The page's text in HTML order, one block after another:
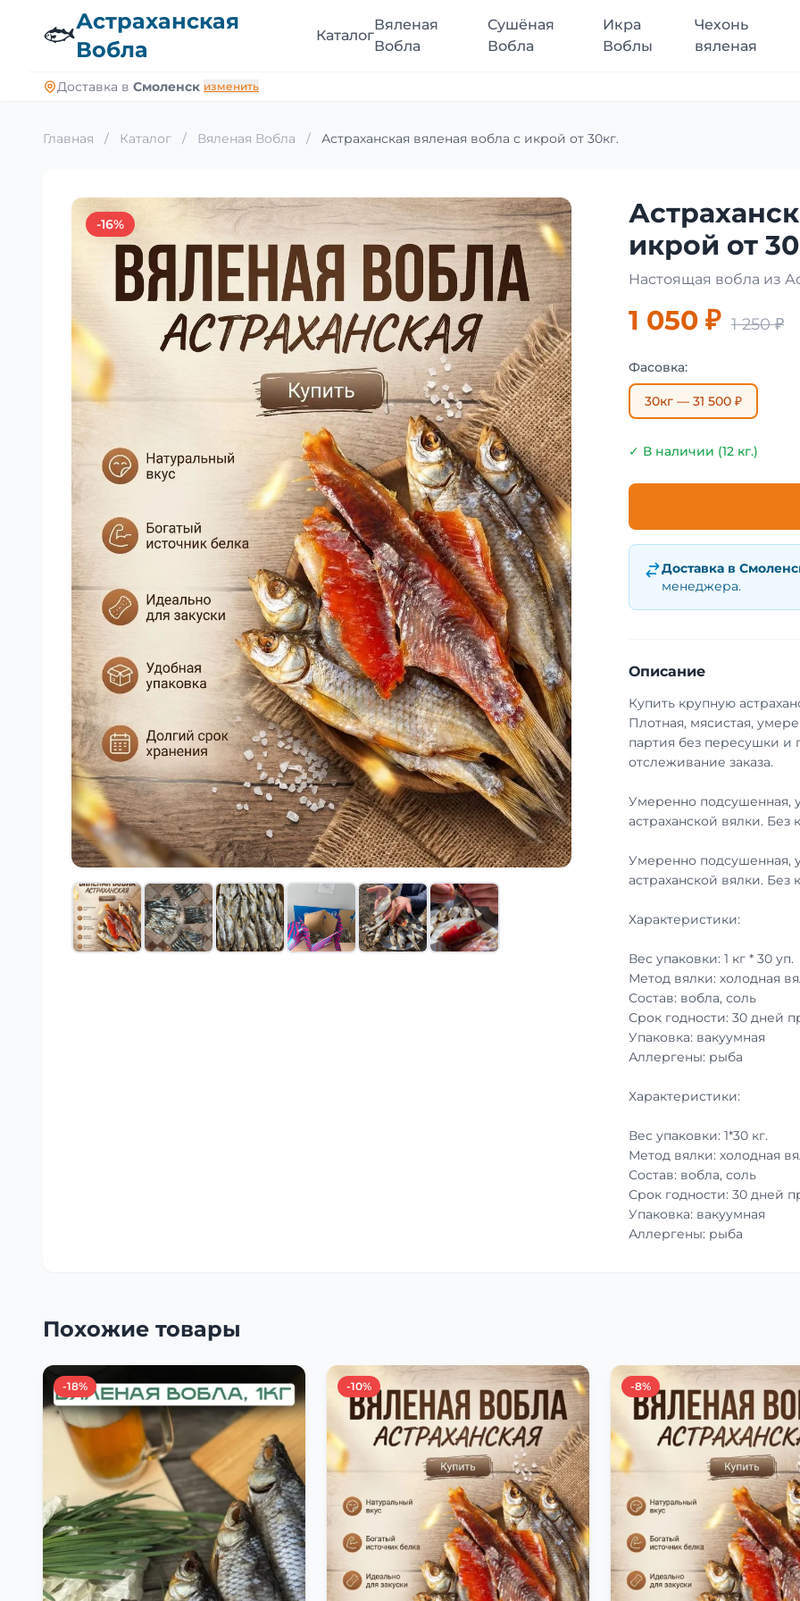
🐟Астраханская
Вобла
Каталог
Вяленая
Вобла
Сушёная
Вобла
Икра
Воблы
Чехонь
вяленая
Доставка в Смоленск изменить
Главная / Каталог / Вяленая Вобла / Астраханская вяленая вобла с икрой от 30кг.
-16%
икрой от
Настоящая вобла из
1 050 ₽ 1 250 ₽
Фасовка:
30кг — 31 500 ₽
✓ В наличии (12 кг.)
Доставка в
менеджера.
Описание
Купить крупную
Плотная, мясистая,
партия без пересушки и
отслеживание заказа.
Умеренно подсушенная,
астраханской вялки.
Умеренно подсушенная,
астраханской вялки.
Характеристики:
Вес упаковки: 1 кг * 30 уп.
Метод вялки: холодная
Состав: вобла, соль
Срок годности: 30 дней
Упаковка: вакуумная
Аллергены: рыба
Характеристики:
Вес упаковки: 1*30 кг.
Метод вялки: холодная
Состав: вобла, соль
Срок годности: 30 дней
Упаковка: вакуумная
Аллергены: рыба
Похожие товары
-18% -10% -8%